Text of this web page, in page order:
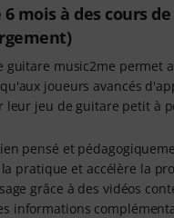
6 mois à des cours
guitare music2me permet
joueurs avancés
leur jeu de guitare petit à
pensé et
pratique et accélère la
grâce à des vidéos
informations